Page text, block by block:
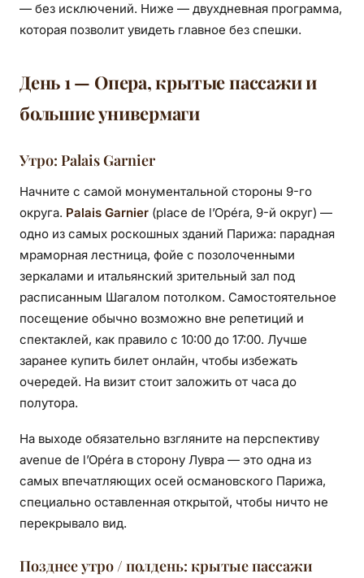
— без исключений. Ниже — двухдневная программа,
которая позволит увидеть главное без спешки.
День 1 — Опера, крытые пассажи и
большие универмаги
Утро: Palais Garnier
Начните с самой монументальной стороны 9-го
округа. Palais Garnier (place de l’Opéra, 9-й округ) —
одно из самых роскошных зданий Парижа: парадная
мраморная лестница, фойе с позолоченными
зеркалами и итальянский зрительный зал под
расписанным Шагалом потолком. Самостоятельное
посещение обычно возможно вне репетиций и
спектаклей, как правило с 10:00 до 17:00. Лучше
заранее купить билет онлайн, чтобы избежать
очередей. На визит стоит заложить от часа до
полутора.
На выходе обязательно взгляните на перспективу
avenue de l’Opéra в сторону Лувра — это одна из
самых впечатляющих осей османовского Парижа,
специально оставленная открытой, чтобы ничто не
перекрывало вид.
Позднее утро / полдень: крытые пассажи